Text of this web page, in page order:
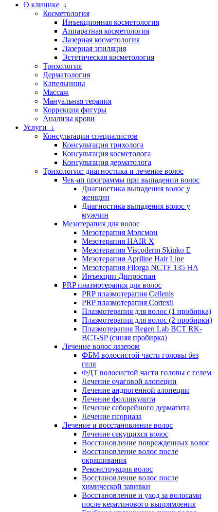
О клинике ↓
Косметология
Инъекционная косметология
Аппаратная косметология
Лазерная косметология
Лазерная эпиляция
Эстетическая косметология
Трихология
Дерматология
Капельницы
Массаж
Мануальная терапия
Коррекция фигуры
Анализы крови
Услуги ↓
Консультации специалистов
Консультация трихолога
Консультация косметолога
Консультация дерматолога
Трихология: диагностика и лечение волос
Чек-ап программы при выпадении волос
Диагностика выпадения волос у
женщин
Диагностика выпадения волос у
мужчин
Мезотерапия для волос
Мезотерапия Мэлсмон
Мезотерапия HAIR X
Мезотерапия Viscoderm Skinko E
Мезотерапия Apriline Hair Line
Мезотерапия Filorga NCTF 135 HA
Инъекции Дипроспан
PRP плазмотерапия для волос
PRP плазмотерапия Cellenis
PRP плазмотерапия Cortexil
Плазмотерапия для волос (1 пробирка)
Плазмотерапия для волос (2 пробирки)
Плазмотерапия Regen Lab BCT RK-
BCT-SP (синяя пробирка)
Лечение волос лазером
ФБМ волосистой части головы без
геля
ФДТ волосистой части головы с гелем
Лечение очаговой алопеции
Лечение андрогенной алопеции
Лечение фолликулита
Лечение себорейного дерматита
Лечение псориаза
Лечение и восстановление волос
Лечение секущихся волос
Восстановление поврежденных волос
Восстановление волос после
окрашивания
Реконструкция волос
Восстановление волос после
химической завивки
Восстановление и уход за волосами
после кератинового выпрямления